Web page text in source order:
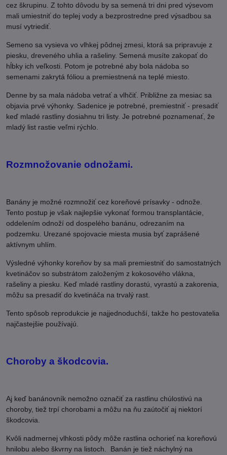
cez škrupinu. Z tohto dôvodu by sa semená tri dni pred výsevom
mali umiestniť do teplej vody a bezprostredne pred výsadbou sa
musí vytriediť.
Semeno sa vysieva vo vlhkej pôdnej zmesi, ktorá sa pripravuje z
piesku, dreveného uhlia a rašeliny. Semená musíte zakopať do
hĺbky ich veľkosti. Potom je potrebné aby bola nádoba so
semenami zakrytá fóliou a premiestnená na teplé miesto.
Denne by sa mala nádoba vetrať a vlhčiť. Približne za mesiac sa
objavia prvé výhonky. Sadenice je potrebné, premiestniť - presadiť
keď mladé rastliny dosiahnu tri listy. Je potrebné poznamenať, že
mladý list rastie veľmi rýchlo.
Rozmnožovanie odnožami.
Banány je možné rozmnožiť cez koreňové prísavky - odnože.
Tento postup je však najlepšie vykonať formou transplantácie,
oddelením odnoží od dospelého banánu, odrezaním na
podzemku. Urezané spojovacie miesta musia byť zaprášené
aktívnym uhlím.
Výsledné výhonky koreňov by sa mali premiestniť do samostatných
kvetináčov so substrátom založeným z kokosového vlákna,
rašeliny a piesku. Keď mladé rastliny dorastú, vyrastú a zakorenia,
môžu sa presadiť do kvetináča na trvalý rast.
Tento spôsob reprodukcie je najjednoduchší, takže ho pestovatelia
najčastejšie používajú.
Choroby a škodcovia.
Aj keď banánovník nemožno označiť za rastlinu chúlostivú na
choroby, tiež trpí chorobami a môžu na ňu zaútočiť aj niektorí
škodcovia.
Kvôli nadmernej vlhkosti pôdy môže rastlina ochorieť na koreňovú
hnilobu alebo škvrny na listoch. Banán je tiež náchylný na